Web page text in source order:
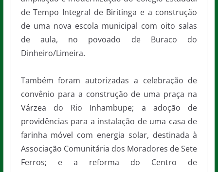
de Tempo Integral de Biritinga e a construção
de uma nova escola municipal com oito salas
de aula, no povoado de Buraco do
Dinheiro/Limeira.
Também foram autorizadas a celebração de
convênio para a construção de uma praça na
Várzea do Rio Inhambupe; a adoção de
providências para a instalação de uma casa de
farinha móvel com energia solar, destinada à
Associação Comunitária dos Moradores de Sete
Ferros; e a reforma do Centro de